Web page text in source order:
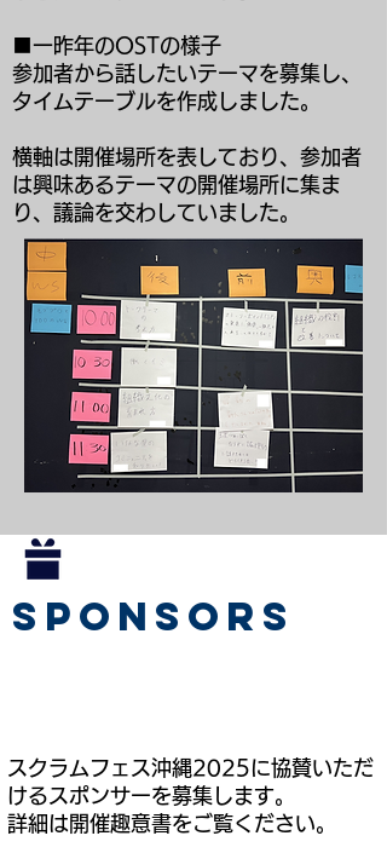
■一昨年のOSTの様子
参加者から話したいテーマを募集し、
タイムテーブルを作成しました。
横軸は開催場所を表しており、参加者
は興味あるテーマの開催場所に集ま
り、議論を交わしていました。
SPONSORS
スクラムフェス沖縄2025に協賛いただ
けるスポンサーを募集します。
詳細は開催趣意書をご覧ください。